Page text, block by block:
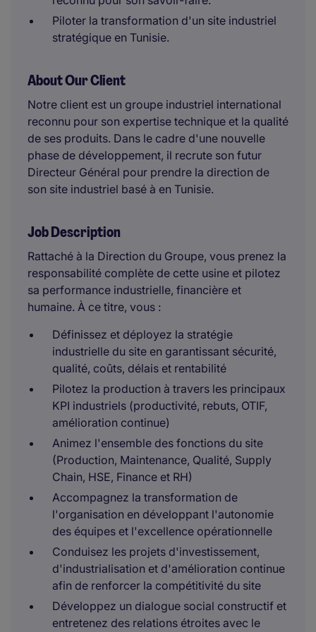
Piloter la transformation d'un site industriel
stratégique en Tunisie.
About Our Client
Notre client est un groupe industriel international
reconnu pour son expertise technique et la qualité
de ses produits. Dans le cadre d'une nouvelle
phase de développement, il recrute son futur
Directeur Général pour prendre la direction de
son site industriel basé à en Tunisie.
Job Description
Rattaché à la Direction du Groupe, vous prenez la
responsabilité complète de cette usine et pilotez
sa performance industrielle, financière et
humaine. À ce titre, vous :
Définissez et déployez la stratégie
industrielle du site en garantissant sécurité,
qualité, coûts, délais et rentabilité
Pilotez la production à travers les principaux
KPI industriels (productivité, rebuts, OTIF,
amélioration continue)
Animez l'ensemble des fonctions du site
(Production, Maintenance, Qualité, Supply
Chain, HSE, Finance et RH)
Accompagnez la transformation de
l'organisation en développant l'autonomie
des équipes et l'excellence opérationnelle
Conduisez les projets d'investissement,
d'industrialisation et d'amélioration continue
afin de renforcer la compétitivité du site
Développez un dialogue social constructif et
entretenez des relations étroites avec le